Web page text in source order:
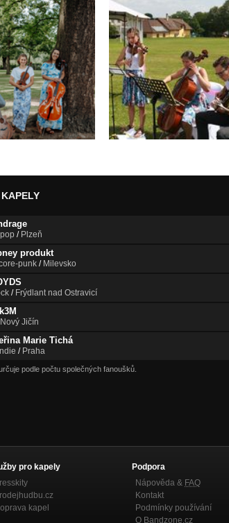
/ Plzeň
produkt
punk / Milevsko
/ Frýdlant nad Ostravicí
Nový Jičín
Marie Tichá
/ Praha
podle počtu společných fanoušků.
pro kapely
kapel
Podpora
Nápověda & FAQ
Kontakt
Podmínky používání
O Bandzone.cz